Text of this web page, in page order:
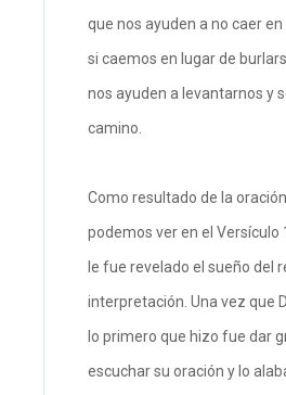
que nos ayuden a no caer
si caemos en lugar de
nos ayuden a levantarnos y
camino.
Como resultado de la
podemos ver en el Versículo
le fue revelado el sueño del
interpretación. Una vez que
lo primero que hizo fue dar
escuchar su oración y lo